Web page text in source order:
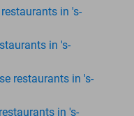
in 's-
in 's-
restaurants in 's-
in 's-